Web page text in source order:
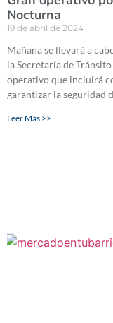
Nocturna
19 de abril de 2024
Mañana se llevará a
la Secretaría de
operativo que incluirá
garantizar la seguridad
Leer Más >>